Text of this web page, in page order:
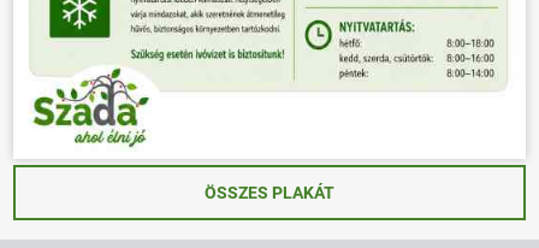
ÖSSZES PLAKÁT